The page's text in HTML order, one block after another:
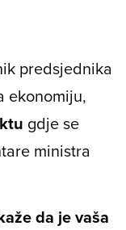
predsjednika
ekonomiju,
gdje se
ministra
da je vaša